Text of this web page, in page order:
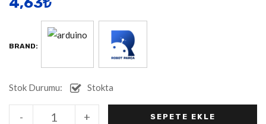
BRAND:
Stok Durumu: Stokta
+
- SEPETE EKLE
Alternative: